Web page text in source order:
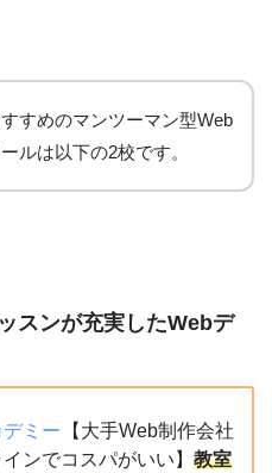
すめのマンツーマン型Web
ルは以下の2校です。
スンが充実したWebデ
ミー
【大手Web制作会社
ンでコスパがいい】教室